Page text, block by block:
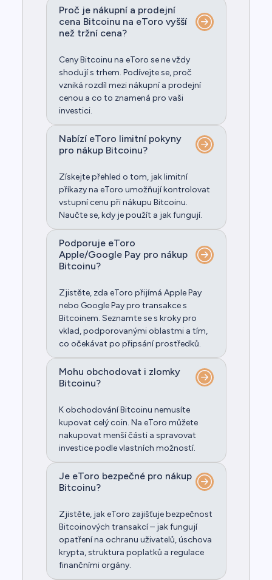
Proč je nákupní a prodejní
cena Bitcoinu na eToro vyšší
než tržní cena?
Ceny Bitcoinu na eToro se ne vždy
shodují s trhem. Podívejte se, proč
vzniká rozdíl mezi nákupní a prodejní
cenou a co to znamená pro vaši
investici.
Nabízí eToro limitní pokyny
pro nákup Bitcoinu?
Získejte přehled o tom, jak limitní
příkazy na eToro umožňují kontrolovat
vstupní cenu při nákupu Bitcoinu.
Naučte se, kdy je použít a jak fungují.
Podporuje eToro
Apple/Google Pay pro nákup
Bitcoinu?
Zjistěte, zda eToro přijímá Apple Pay
nebo Google Pay pro transakce s
Bitcoinem. Seznamte se s kroky pro
vklad, podporovanými oblastmi a tím,
co očekávat po připsání prostředků.
Mohu obchodovat i zlomky
Bitcoinu?
K obchodování Bitcoinu nemusíte
kupovat celý coin. Na eToro můžete
nakupovat menší části a spravovat
investice podle vlastních možností.
Je eToro bezpečné pro nákup
Bitcoinu?
Zjistěte, jak eToro zajišťuje bezpečnost
Bitcoinových transakcí – jak fungují
opatření na ochranu uživatelů, úschova
krypta, struktura poplatků a regulace
finančními orgány.